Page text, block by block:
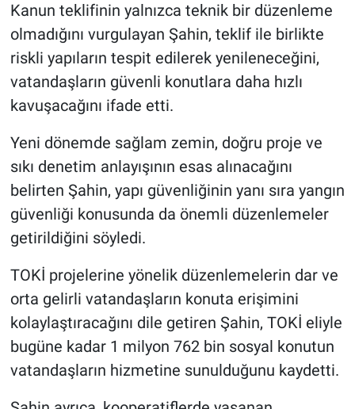
Kanun teklifinin yalnızca teknik bir düzenleme
olmadığını vurgulayan Şahin, teklif ile birlikte
riskli yapıların tespit edilerek yenileneceğini,
vatandaşların güvenli konutlara daha hızlı
kavuşacağını ifade etti.
Yeni dönemde sağlam zemin, doğru proje ve
sıkı denetim anlayışının esas alınacağını
belirten Şahin, yapı güvenliğinin yanı sıra yangın
güvenliği konusunda da önemli düzenlemeler
getirildiğini söyledi.
TOKİ projelerine yönelik düzenlemelerin dar ve
orta gelirli vatandaşların konuta erişimini
kolaylaştıracağını dile getiren Şahin, TOKİ eliyle
bugüne kadar 1 milyon 762 bin sosyal konutun
vatandaşların hizmetine sunulduğunu kaydetti.